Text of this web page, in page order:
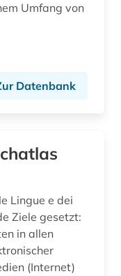
Umfang von
Datenbank
Lingue e dei
Ziele gesetzt:
in allen
(Internet)